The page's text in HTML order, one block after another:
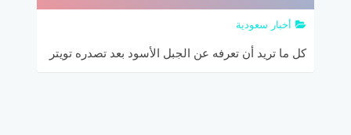
أخبار سعودية
كل ما تريد أن تعرفه عن الجبل الأسود بعد تصدره تويتر